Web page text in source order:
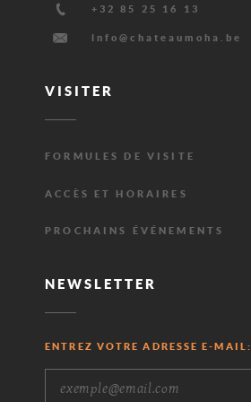
+32 85 25 16 13
mail
info@chateaumoha.be
VISITER
FORMULES DE VISITE
ACCÈS ET HORAIRES
PROCHAINS ÉVÉNEMENTS
NEWSLETTER
ENTREZ VOTRE ADRESSE E-MAIL: